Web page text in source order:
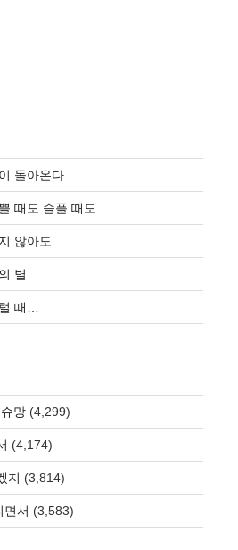
돌아온다
때도 슬플 때도
않아도
별
때…
망 (4,299)
(4,174)
지 (3,814)
면서 (3,583)